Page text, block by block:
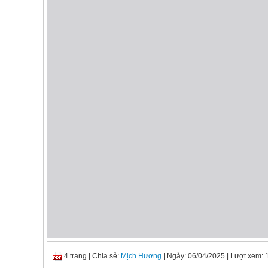
4 trang Chia sẻ: Mịch Hương | Ngày: 06/04/2025 | Lượt xem: